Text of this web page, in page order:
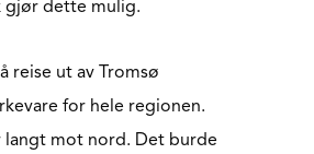
gjør dette mulig.
reise ut av Tromsø
for hele regionen.
langt mot nord. Det burde